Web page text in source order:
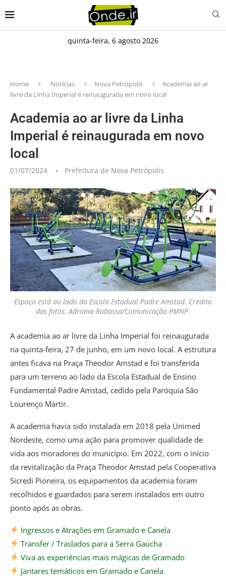
quinta-feira, 6 agosto 2026
Home Notícias Nova Petrópolis
Academia ao ar
livre da Linha Imperial é reinaugurada em novo local
Academia ao ar livre da Linha
Imperial é reinaugurada em novo
local
01/07/2024 Prefeitura de Nova Petrópolis
Espaço está ao lado da Escola Estadual Padre Amstad. Crédito
das fotos: Adriana Rabassa/Comunicação PMNP.
A academia ao ar livre da Linha Imperial foi reinaugurada
na quinta-feira, 27 de junho, em um novo local. A estrutura
antes ficava na Praça Theodor Amstad e foi transferida
para um terreno ao lado da Escola Estadual de Ensino
Fundamental Padre Amstad, cedido pela Paróquia São
Lourenço Mártir.
A academia havia sido instalada em 2018 pela Unimed
Nordeste, como uma ação para promover qualidade de
vida aos moradores do município. Em 2022, com o início
da revitalização da Praça Theodor Amstad pela Cooperativa
Sicredi Pioneira, os equipamentos da academia foram
recolhidos e guardados para serem instalados em outro
ponto após as obras.
Ingressos e Atrações em Gramado e Canela
Transfer / Traslados para a Serra Gaúcha
Viva as experiências mais mágicas de Gramado
Jantares temáticos em Gramado e Canela